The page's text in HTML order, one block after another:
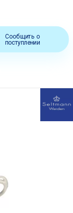
Сообщить о
поступлении